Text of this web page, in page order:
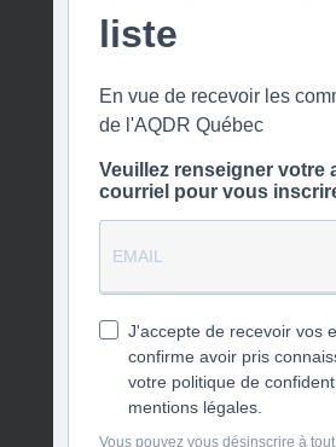
liste
En vue de recevoir les
de l'AQDR Québec
Veuillez renseigner votre
courriel pour vous
J'accepte de recevoir vos
confirme avoir pris
votre politique de
mentions légales.
Vous pouvez vous désinscrire à